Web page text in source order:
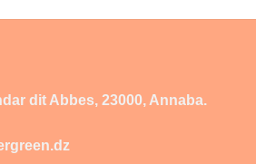
dit Abbes, 23000, Annaba.